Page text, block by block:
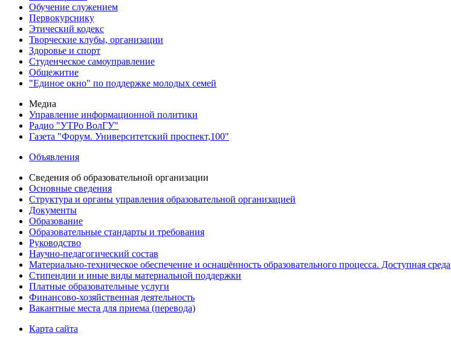
Обучение служением
Первокурснику
Этический кодекс
Творческие клубы, организации
Здоровье и спорт
Студенческое самоуправление
Общежитие
"Единое окно" по поддержке молодых семей
Медиа
Управление информационной политики
Радио "УТРо ВолГУ"
Газета "Форум. Университетский проспект,100"
Объявления
Сведения об образовательной организации
Основные сведения
Структура и органы управления образовательной организацией
Документы
Образование
Образовательные стандарты и требования
Руководство
Научно-педагогический состав
Материально-техническое обеспечение и оснащённость образовательного процесса. Доступная среда
Стипендии и иные виды материальной поддержки
Платные образовательные услуги
Финансово-хозяйственная деятельность
Вакантные места для приема (перевода)
Карта сайта